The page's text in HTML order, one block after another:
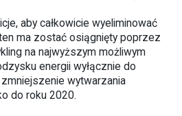
aby całkowicie wyeliminować
ma zostać osiągnięty poprzez
na najwyższym możliwym
energii wyłącznie do
wytwarzania
do roku 2020.